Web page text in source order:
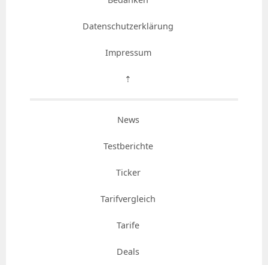
Datenschutzerklärung
Impressum
⇡
News
Testberichte
Ticker
Tarifvergleich
Tarife
Deals